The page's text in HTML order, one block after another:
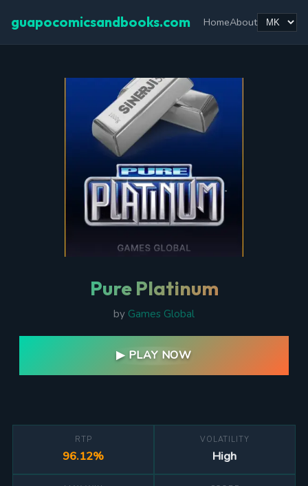
guapocomicsandbooks.com HomeAbout
Pure Platinum
by Games Global
▶ PLAY NOW
RTP
96.12%
VOLATILITY
High